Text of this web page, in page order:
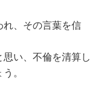
、その言葉を信
い、不倫を清算し
。